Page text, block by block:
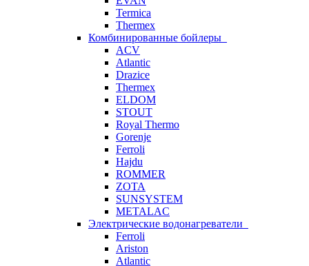
Termica
Thermex
Комбинированные бойлеры
ACV
Atlantic
Drazice
Thermex
ELDOM
STOUT
Royal Thermo
Gorenje
Ferroli
Hajdu
ROMMER
ZOTA
SUNSYSTEM
METALAC
Электрические водонагреватели
Ferroli
Ariston
Atlantic